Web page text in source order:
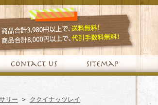
リー > ククイナッツレイ